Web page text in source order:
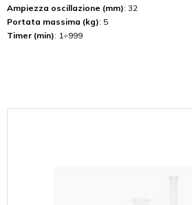
Ampiezza oscillazione (mm): 32
Portata massima (kg): 5
Timer (min): 1÷999